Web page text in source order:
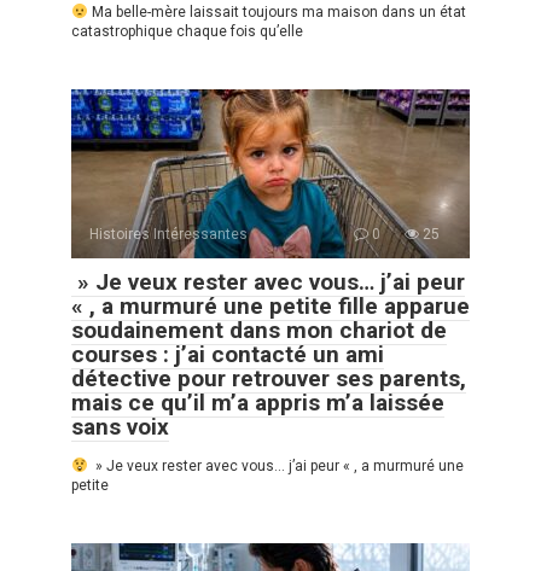
Ma belle-mère laissait toujours ma maison dans un état
catastrophique chaque fois qu’elle
Histoires Intéressantes 0 25
» Je veux rester avec vous… j’ai peur
« , a murmuré une petite fille apparue
soudainement dans mon chariot de
courses : j’ai contacté un ami
détective pour retrouver ses parents,
mais ce qu’il m’a appris m’a laissée
sans voix
» Je veux rester avec vous… j’ai peur « , a murmuré une
petite